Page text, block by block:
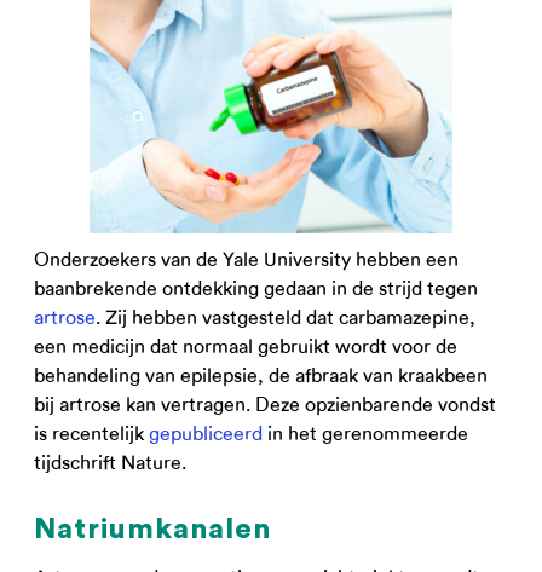
Onderzoekers van de Yale University hebben een
baanbrekende ontdekking gedaan in de strijd tegen
artrose. Zij hebben vastgesteld dat carbamazepine,
een medicijn dat normaal gebruikt wordt voor de
behandeling van epilepsie, de afbraak van kraakbeen
bij artrose kan vertragen. Deze opzienbarende vondst
is recentelijk gepubliceerd in het gerenommeerde
tijdschrift Nature.
Natriumkanalen